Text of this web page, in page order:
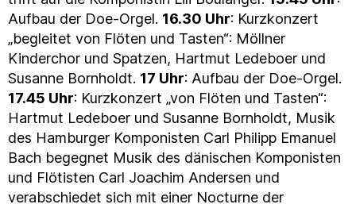
Aufbau der Doe-Orgel. 16.30 Uhr: Kurzkonzert
„begleitet von Flöten und Tasten“: Möllner
Kinderchor und Spatzen, Hartmut Ledeboer und
Susanne Bornholdt. 17 Uhr: Aufbau der Doe-Orgel.
17.45 Uhr: Kurzkonzert „von Flöten und Tasten“:
Hartmut Ledeboer und Susanne Bornholdt, Musik
des Hamburger Komponisten Carl Philipp Emanuel
Bach begegnet Musik des dänischen Komponisten
und Flötisten Carl Joachim Andersen und
verabschiedet sich mit einer Nocturne der